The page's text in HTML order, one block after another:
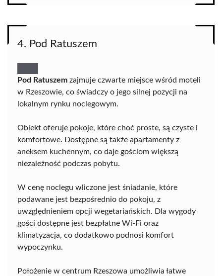
4. Pod Ratuszem
Pod Ratuszem zajmuje czwarte miejsce wśród moteli
w Rzeszowie, co świadczy o jego silnej pozycji na
lokalnym rynku noclegowym.
Obiekt oferuje pokoje, które choć proste, są czyste i
komfortowe. Dostępne są także apartamenty z
aneksem kuchennym, co daje gościom większą
niezależność podczas pobytu.
W cenę noclegu wliczone jest śniadanie, które
podawane jest bezpośrednio do pokoju, z
uwzględnieniem opcji wegetariańskich. Dla wygody
gości dostępne jest bezpłatne Wi-Fi oraz
klimatyzacja, co dodatkowo podnosi komfort
wypoczynku.
Położenie w centrum Rzeszowa umożliwia łatwe